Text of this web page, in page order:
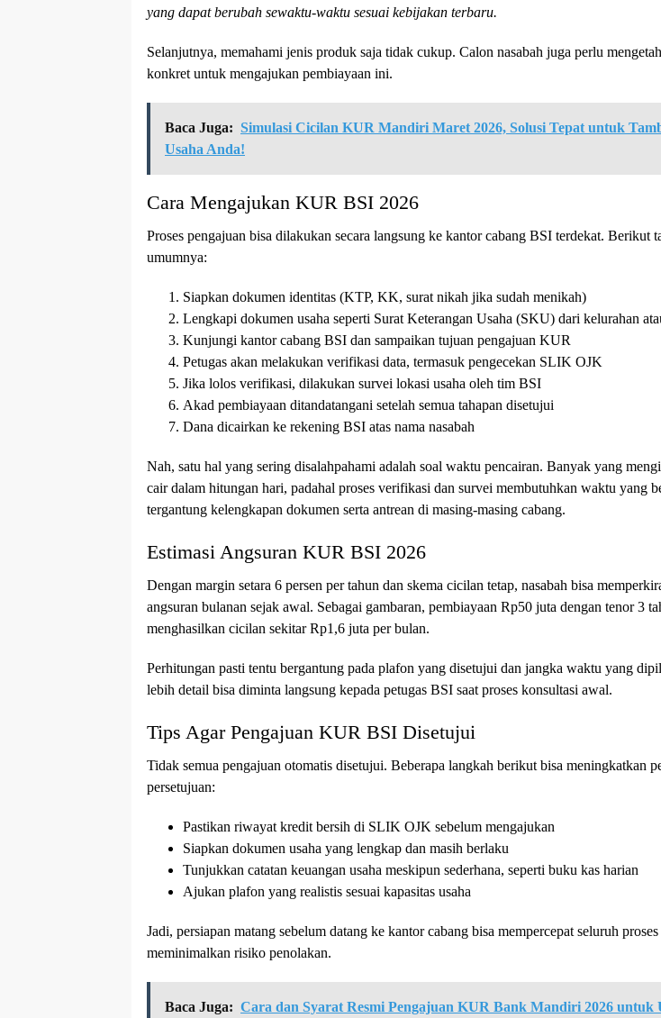
yang dapat berubah sewaktu-waktu sesuai kebijakan terbaru.
Selanjutnya, memahami jenis produk saja tidak cukup. Calon nasabah juga perlu
konkret untuk mengajukan pembiayaan ini.
Baca Juga: Simulasi Cicilan KUR Mandiri Maret 2026, Solusi Tepat untuk
Usaha Anda!
Cara Mengajukan KUR BSI 2026
Proses pengajuan bisa dilakukan secara langsung ke kantor cabang BSI terdekat. Berikut
umumnya:
Siapkan dokumen identitas (KTP, KK, surat nikah jika sudah menikah)
Lengkapi dokumen usaha seperti Surat Keterangan Usaha (SKU) dari kelurahan
Kunjungi kantor cabang BSI dan sampaikan tujuan pengajuan KUR
Petugas akan melakukan verifikasi data, termasuk pengecekan SLIK OJK
Jika lolos verifikasi, dilakukan survei lokasi usaha oleh tim BSI
Akad pembiayaan ditandatangani setelah semua tahapan disetujui
Dana dicairkan ke rekening BSI atas nama nasabah
Nah, satu hal yang sering disalahpahami adalah soal waktu pencairan. Banyak yang
cair dalam hitungan hari, padahal proses verifikasi dan survei membutuhkan waktu yang
tergantung kelengkapan dokumen serta antrean di masing-masing cabang.
Estimasi Angsuran KUR BSI 2026
Dengan margin setara 6 persen per tahun dan skema cicilan tetap, nasabah bisa
angsuran bulanan sejak awal. Sebagai gambaran, pembiayaan Rp50 juta dengan tenor 3
menghasilkan cicilan sekitar Rp1,6 juta per bulan.
Perhitungan pasti tentu bergantung pada plafon yang disetujui dan jangka waktu yang
lebih detail bisa diminta langsung kepada petugas BSI saat proses konsultasi awal.
Tips Agar Pengajuan KUR BSI Disetujui
Tidak semua pengajuan otomatis disetujui. Beberapa langkah berikut bisa meningkatkan
persetujuan:
Pastikan riwayat kredit bersih di SLIK OJK sebelum mengajukan
Siapkan dokumen usaha yang lengkap dan masih berlaku
Tunjukkan catatan keuangan usaha meskipun sederhana, seperti buku kas harian
Ajukan plafon yang realistis sesuai kapasitas usaha
Jadi, persiapan matang sebelum datang ke kantor cabang bisa mempercepat seluruh
meminimalkan risiko penolakan.
Baca Juga: Cara dan Syarat Resmi Pengajuan KUR Bank Mandiri 2026